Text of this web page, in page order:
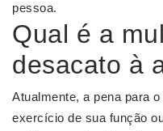
pessoa.
Qual é a
desacato à
Atualmente, a pena para
exercício de sua função